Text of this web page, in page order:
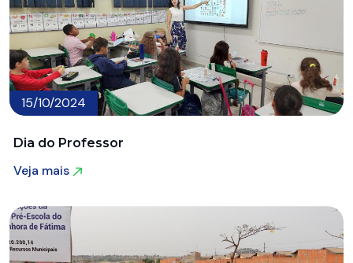
15/10/2024
Dia do Professor
Veja mais